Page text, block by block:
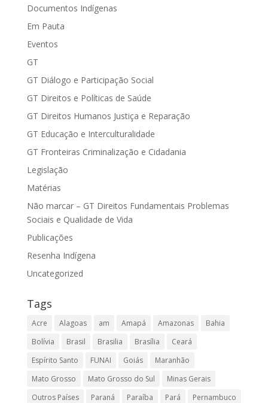
Documentos Indígenas
Em Pauta
Eventos
GT
GT Diálogo e Participação Social
GT Direitos e Políticas de Saúde
GT Direitos Humanos Justiça e Reparação
GT Educação e Interculturalidade
GT Fronteiras Criminalização e Cidadania
Legislação
Matérias
Não marcar – GT Direitos Fundamentais Problemas
Sociais e Qualidade de Vida
Publicações
Resenha Indígena
Uncategorized
Tags
Acre Alagoas am Amapá Amazonas
Bahia
Bolívia
Brasil Brasilia Brasília
Ceará
Espírito Santo
FUNAI Goiás
Maranhão
Mato Grosso
Mato Grosso do Sul
Minas Gerais
Outros Países
Paraná Paraíba Pará
Pernambuco